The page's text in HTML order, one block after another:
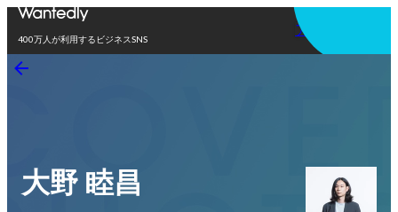
400万人が利用するビジネスSNS
アプリを使う
大野 睦昌